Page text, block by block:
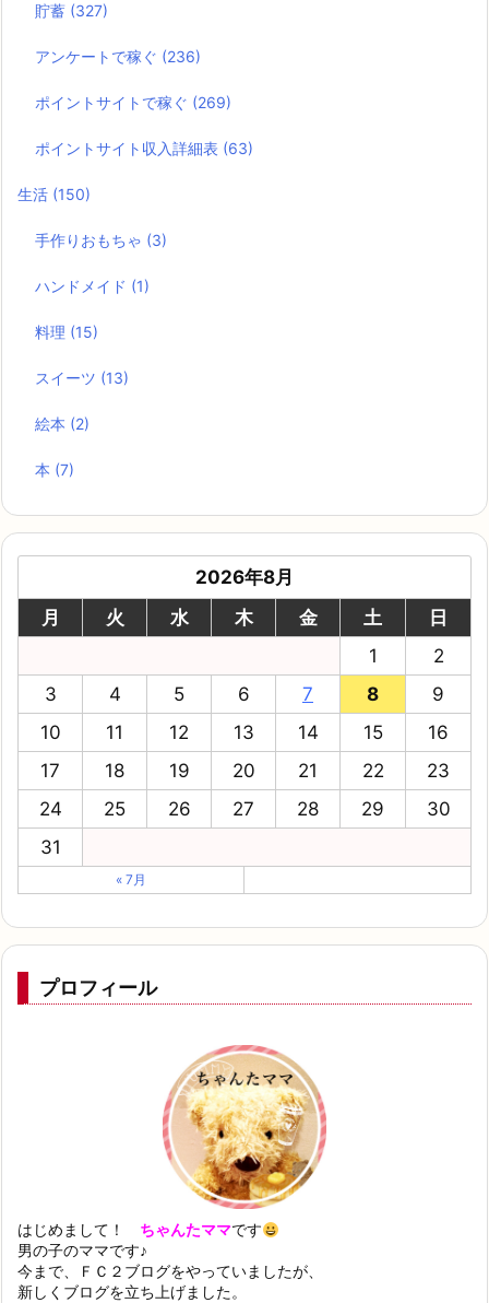
貯蓄 (327)
アンケートで稼ぐ (236)
ポイントサイトで稼ぐ (269)
ポイントサイト収入詳細表 (63)
生活 (150)
手作りおもちゃ (3)
ハンドメイド (1)
料理 (15)
スイーツ (13)
絵本 (2)
本 (7)
2026年8月
月
火 水 木 金 土
日
1
2
3
4 5 6 7 8
9
10
11 12 13 14 15
16
17
18 19 20 21 22
23
24
25 26 27 28 29
30
31
« 7月
プロフィール
はじめまして！ ちゃんたママです
男の子のママです♪
今まで、ＦＣ２ブログをやっていましたが、
新しくブログを立ち上げました。